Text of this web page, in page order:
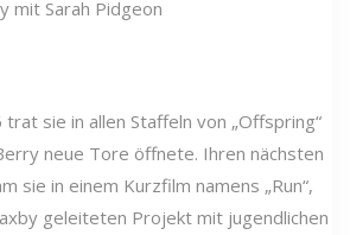
sie in allen Staffeln von „Offspring“
neue Tore öffnete. Ihren nächsten
sie in einem Kurzfilm namens „Run“,
geleiteten Projekt mit jugendlichen